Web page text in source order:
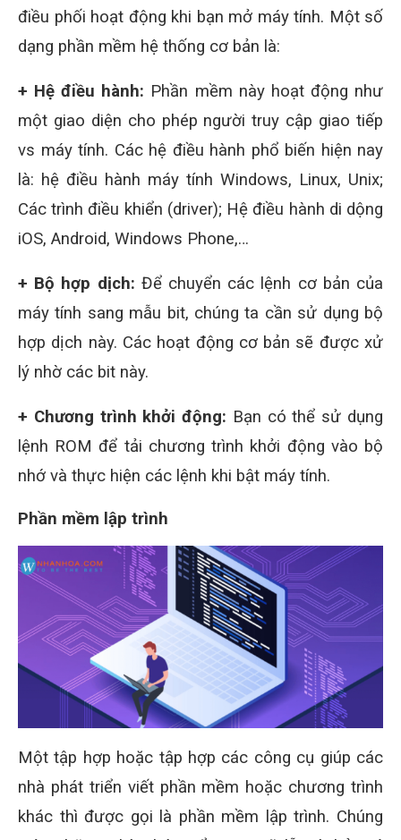
điều phối hoạt động khi bạn mở máy tính. Một số
dạng phần mềm hệ thống cơ bản là:
+ Hệ điều hành: Phần mềm này hoạt động như
một giao diện cho phép người truy cập giao tiếp
vs máy tính. Các hệ điều hành phổ biến hiện nay
là: hệ điều hành máy tính Windows, Linux, Unix;
Các trình điều khiển (driver); Hệ điều hành di dộng
iOS, Android, Windows Phone,…
+ Bộ hợp dịch: Để chuyển các lệnh cơ bản của
máy tính sang mẫu bit, chúng ta cần sử dụng bộ
hợp dịch này. Các hoạt động cơ bản sẽ được xử
lý nhờ các bit này.
+ Chương trình khởi động: Bạn có thể sử dụng
lệnh ROM để tải chương trình khởi động vào bộ
nhớ và thực hiện các lệnh khi bật máy tính.
Phần mềm lập trình
Một tập hợp hoặc tập hợp các công cụ giúp các
nhà phát triển viết phần mềm hoặc chương trình
khác thì được gọi là phần mềm lập trình. Chúng